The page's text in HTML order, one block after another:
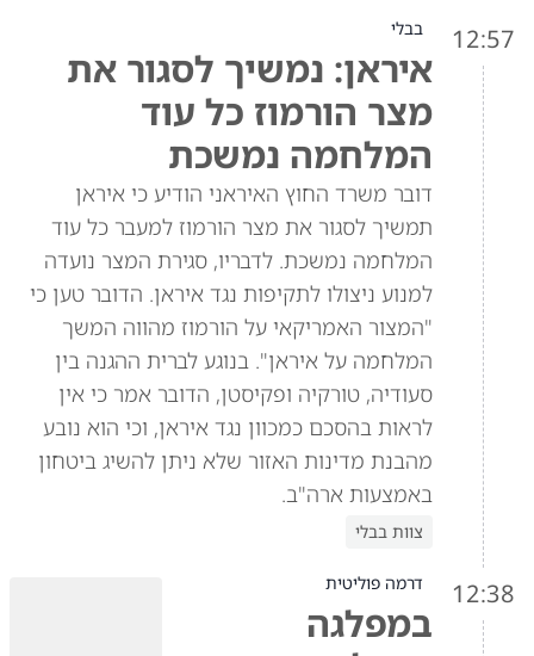
12:57 בבלי
איראן: נמשיך לסגור את
מצר הורמוז כל עוד
המלחמה נמשכת
דובר משרד החוץ האיראני הודיע כי איראן
תמשיך לסגור את מצר הורמוז למעבר כל עוד
המלחמה נמשכת. לדבריו, סגירת המצר נועדה
למנוע ניצולו לתקיפות נגד איראן. הדובר טען כי
"המצור האמריקאי על הורמוז מהווה המשך
המלחמה על איראן". בנוגע לברית ההגנה בין
סעודיה, טורקיה ופקיסטן, הדובר אמר כי אין
לראות בהסכם כמכוון נגד איראן, וכי הוא נובע
מהבנת מדינות האזור שלא ניתן להשיג ביטחון
באמצעות ארה"ב.
צוות בבלי
12:38 דרמה פוליטית
במפלגה